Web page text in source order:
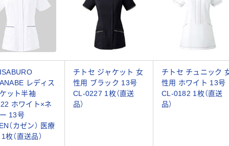
レディス
ット半袖
ホワイト×ネ
13号
（カゼン） 医療
枚（直送品）
チトセ ジャケット 女
性用 ブラック 13号
CL-0227 1枚（直送
品）
チトセ チュニック
性用 ホワイト 13号
CL-0182 1枚（直送
品）